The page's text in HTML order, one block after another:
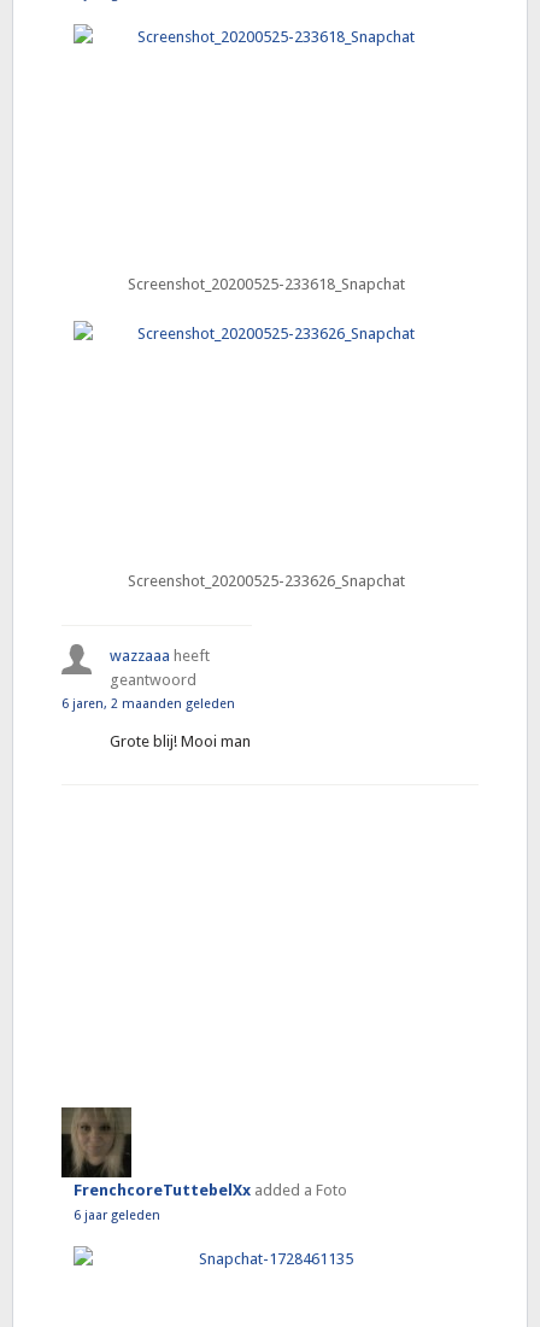
Screenshot_20200525-233618_Snapchat
Screenshot_20200525-233626_Snapchat
wazzaaa heeft
geantwoord
6 jaren, 2 maanden geleden
Grote blij! Mooi man
FrenchcoreTuttebelXx added a Foto
6 jaar geleden